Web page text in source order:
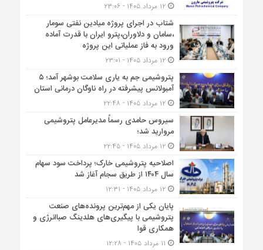
۱۲ مرداد ۱۴۰۵ - ۲۳:۰۶
شتاب در اجرای پروژه میادین نفتی سومار
،سامان و دلاوران،پترو ایران با قدرت آماده
ورود به فاز عملیاتی این پروژه
۱۲ مرداد ۱۴۰۵ - ۲۳:۰۱
پتروشیمی جم به یاری سلامت بوشهر آمد؛ ۵
آمبولانس پیشرفته در راه ناوگان درمانی استان
۱۲ مرداد ۱۴۰۵ - ۲۲:۴۸
سیروس حامدی رسماً مدیرعامل پتروشیمی
مروارید شد؛
۱۲ مرداد ۱۴۰۵ - ۲۲:۴۵
اصلاحیه پتروشیمی خارک؛ پرداخت سود سهام
سال ۱۴۰۴ از طریق سجام آغاز شد
۱۲ مرداد ۱۴۰۵ - ۱۲:۳۱
پایان یکی از مهم‌ترین پرونده‌های صنعت
پتروشیمی با پیگیری‌های هلدینگ صباانرژی و
همکاری قوا